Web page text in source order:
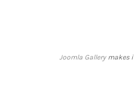
Joomla Gallerymakes